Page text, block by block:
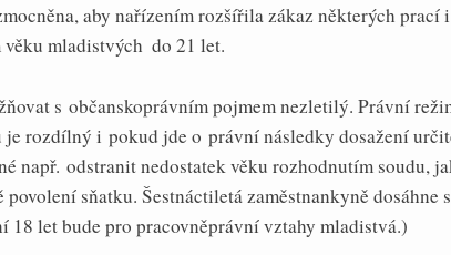
aby nařízením rozšířila zákaz některých prací
mladistvých  do 21 let.
s občanskoprávním pojmem nezletilý. Právní
je rozdílný i pokud jde o právní následky dosažení
např. odstranit nedostatek věku rozhodnutím soudu,
sňatku. Šestnáctiletá zaměstnankyně dosáhne
18 let bude pro pracovněprávní vztahy mladistvá.)